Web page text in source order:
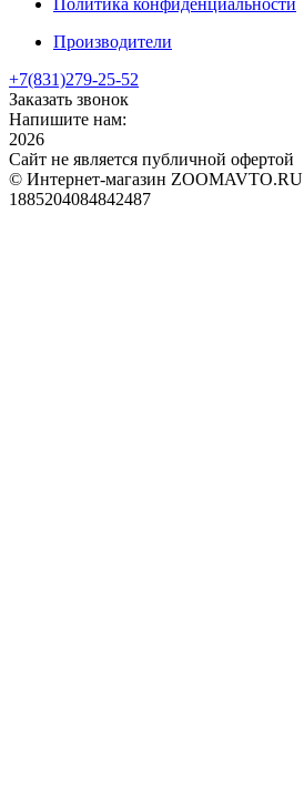
Политика конфиденциальности
Производители
+7(831)279-25-52
Заказать звонок
Напишите нам:
2026
Сайт не является публичной офертой
© Интернет-магазин ZOOMAVTO.RU
1885204084842487